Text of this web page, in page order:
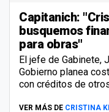
Capitanich:
busquemos
para obras"
El jefe de Gabinete,
Gobierno planea
con créditos de
VER MÁS DE CRISTINA